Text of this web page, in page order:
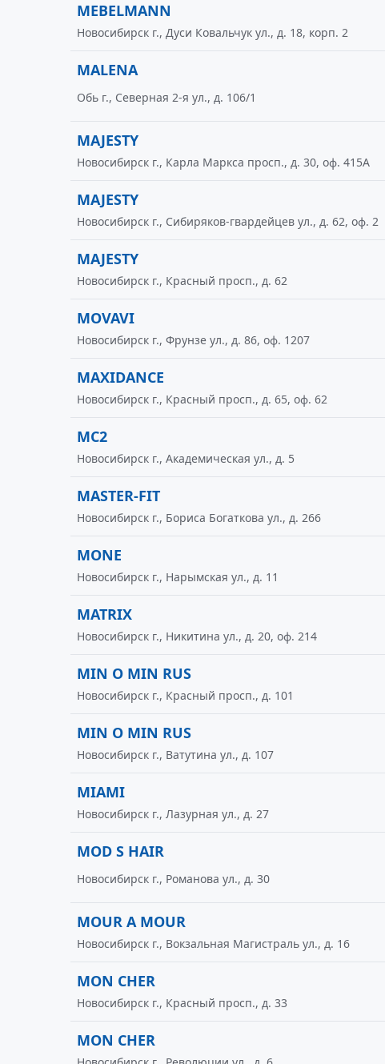
MEBELMANN
Новосибирск г., Дуси Ковальчук ул., д. 18, корп. 2
MALENA
Обь г., Северная 2-я ул., д. 106/1
MAJESTY
Новосибирск г., Карла Маркса просп., д. 30, оф. 415А
MAJESTY
Новосибирск г., Сибиряков-гвардейцев ул., д. 62, оф. 2
MAJESTY
Новосибирск г., Красный просп., д. 62
MOVAVI
Новосибирск г., Фрунзе ул., д. 86, оф. 1207
MAXIDANCE
Новосибирск г., Красный просп., д. 65, оф. 62
MC2
Новосибирск г., Академическая ул., д. 5
MASTER-FIT
Новосибирск г., Бориса Богаткова ул., д. 266
MONE
Новосибирск г., Нарымская ул., д. 11
MATRIX
Новосибирск г., Никитина ул., д. 20, оф. 214
MIN O MIN RUS
Новосибирск г., Красный просп., д. 101
MIN O MIN RUS
Новосибирск г., Ватутина ул., д. 107
MIAMI
Новосибирск г., Лазурная ул., д. 27
MOD S HAIR
Новосибирск г., Романова ул., д. 30
MOUR A MOUR
Новосибирск г., Вокзальная Магистраль ул., д. 16
MON CHER
Новосибирск г., Красный просп., д. 33
MON CHER